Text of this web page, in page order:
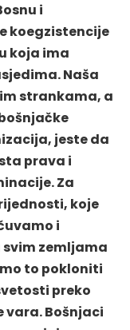
i
koegzistencije
koja ima
Naša
strankama, a
jeste da
prava i
Za
koje
i
zemljama
to pokloniti
preko
vara. Bošnjaci